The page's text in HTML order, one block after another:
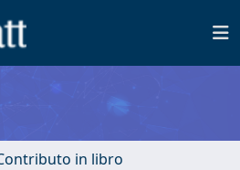
in libro